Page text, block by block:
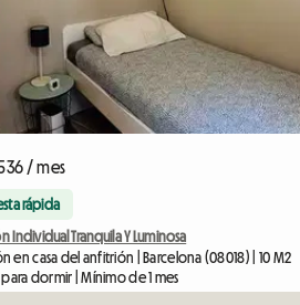
/ mes
rápida
Individual Tranquila Y Luminosa
en casa del anfitrión | Barcelona (08018) | 10 M2
para dormir | Mínimo de 1 mes